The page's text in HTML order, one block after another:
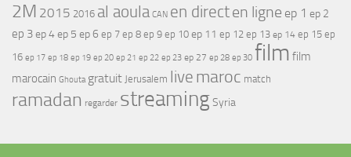
2M 2015 2016 al aoula CAN en directen ligne ep 1 ep 2
ep 3ep 4ep 5 ep 6 ep 7 ep 8 ep 9 ep 10 ep 11 ep 12 ep 13 ep 14 ep 15 ep
16 ep 17 ep 18 ep 19 ep 20 ep 21 ep 22 ep 23 ep 27 ep 28 ep 30 film film
marocain Ghouta gratuit Jerusalem live maroc match
ramadan regarder streamingSyria